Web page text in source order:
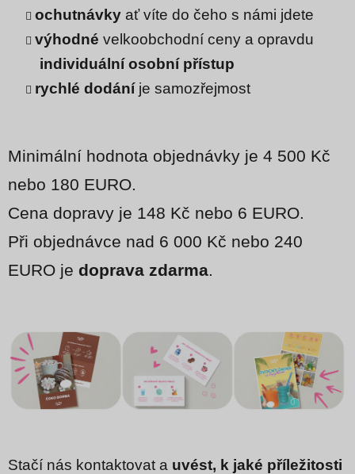
ochutnávky ať víte do čeho s námi jdete
výhodné velkoobchodní ceny a opravdu
individuální osobní přístup
rychlé dodáníje samozřejmost
Minimální hodnota objednávky je 4 500 Kč
nebo 180 EURO.
Cena dopravy je 148 Kč nebo 6 EURO.
Při objednávce nad 6 000 Kč nebo 240
EURO je doprava zdarma.
Stačí nás kontaktovat a uvést, k jaké příležitosti